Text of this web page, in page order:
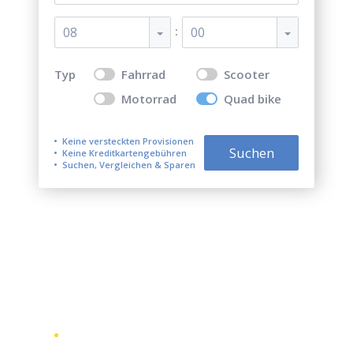
08 : 00
Typ Fahrrad
Scooter
Motorrad
Quad bike
Keine versteckten Provisionen
Keine Kreditkartengebühren
Suchen, Vergleichen & Sparen
Suchen